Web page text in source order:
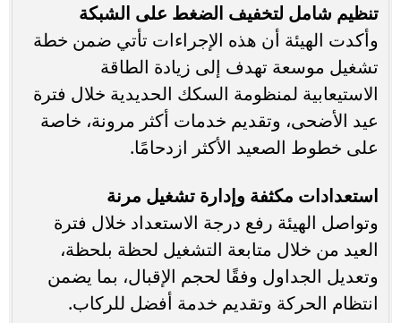
تنظيم شامل لتخفيف الضغط على الشبكة
وأكدت الهيئة أن هذه الإجراءات تأتي ضمن خطة
تشغيل موسعة تهدف إلى زيادة الطاقة
الاستيعابية لمنظومة السكك الحديدية خلال فترة
عيد الأضحى، وتقديم خدمات أكثر مرونة، خاصة
على خطوط الصعيد الأكثر ازدحامًا.
استعدادات مكثفة وإدارة تشغيل مرنة
وتواصل الهيئة رفع درجة الاستعداد خلال فترة
العيد من خلال متابعة التشغيل لحظة بلحظة،
وتعديل الجداول وفقًا لحجم الإقبال، بما يضمن
انتظام الحركة وتقديم خدمة أفضل للركاب.